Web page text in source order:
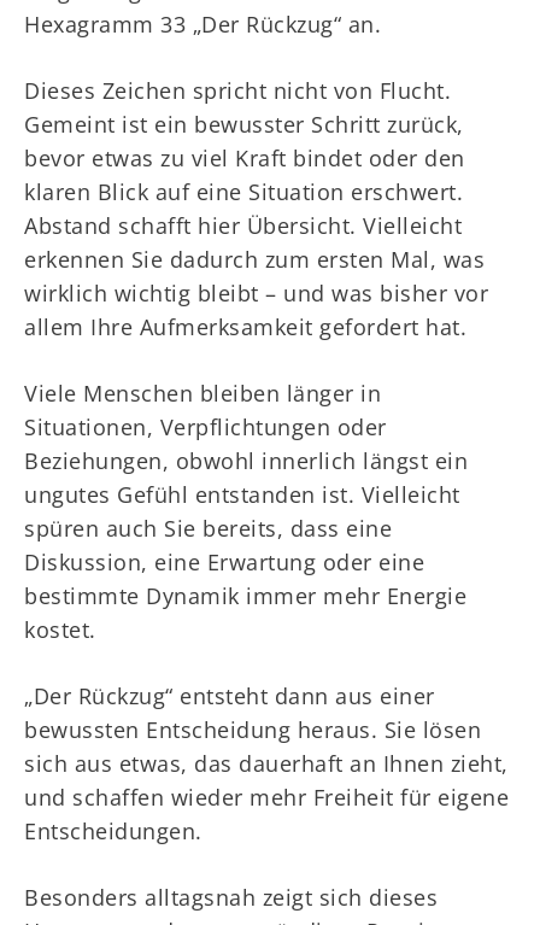
Hexagramm 33 „Der Rückzug“ an.
Dieses Zeichen spricht nicht von Flucht.
Gemeint ist ein bewusster Schritt zurück,
bevor etwas zu viel Kraft bindet oder den
klaren Blick auf eine Situation erschwert.
Abstand schafft hier Übersicht. Vielleicht
erkennen Sie dadurch zum ersten Mal, was
wirklich wichtig bleibt – und was bisher vor
allem Ihre Aufmerksamkeit gefordert hat.
Viele Menschen bleiben länger in
Situationen, Verpflichtungen oder
Beziehungen, obwohl innerlich längst ein
ungutes Gefühl entstanden ist. Vielleicht
spüren auch Sie bereits, dass eine
Diskussion, eine Erwartung oder eine
bestimmte Dynamik immer mehr Energie
kostet.
„Der Rückzug“ entsteht dann aus einer
bewussten Entscheidung heraus. Sie lösen
sich aus etwas, das dauerhaft an Ihnen zieht,
und schaffen wieder mehr Freiheit für eigene
Entscheidungen.
Besonders alltagsnah zeigt sich dieses